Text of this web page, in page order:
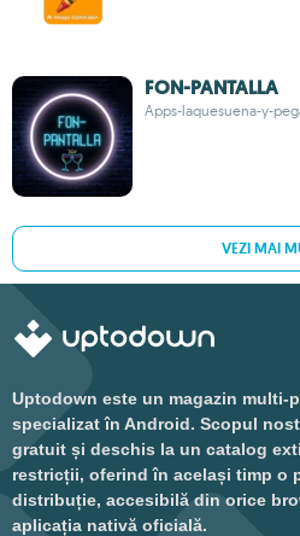
FON-PANTALLA
Apps-laquesuena-y-
VEZI MAI
Uptodown este un magazin multi-
specializat în Android. Scopul
gratuit și deschis la un catalog
restricții, oferind în același timp o
distribuție, accesibilă din orice
aplicația nativă oficială.